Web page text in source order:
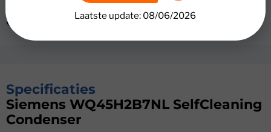
€ 200,- aan energiekosten.
Specificaties
Siemens WQ45H2B7NL SelfCleaning
Condenser
Laatste update: 08/06/2026